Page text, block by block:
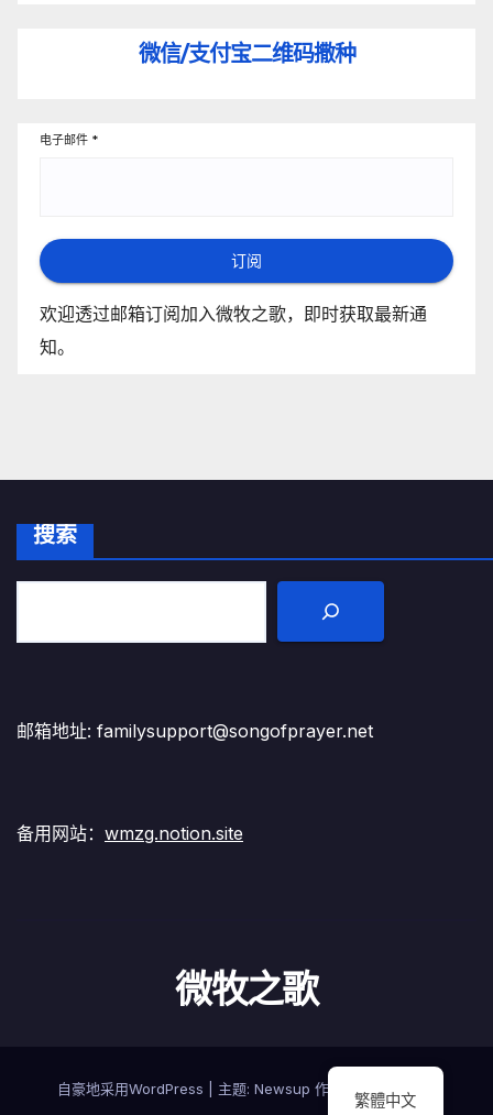
微信/支付宝二维码撒种
电子邮件 *
订阅
欢迎透过邮箱订阅加入微牧之歌，即时获取最新通
知。
搜索
邮箱地址: familysupport@songofprayer.net
备用网站： wmzg.notion.site
微牧之歌
自豪地采用WordPress 主题: Newsup 作者 Themeansar
繁體中文